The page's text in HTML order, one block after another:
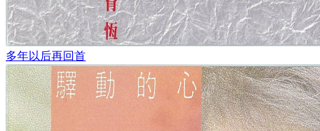
多年以后再回首